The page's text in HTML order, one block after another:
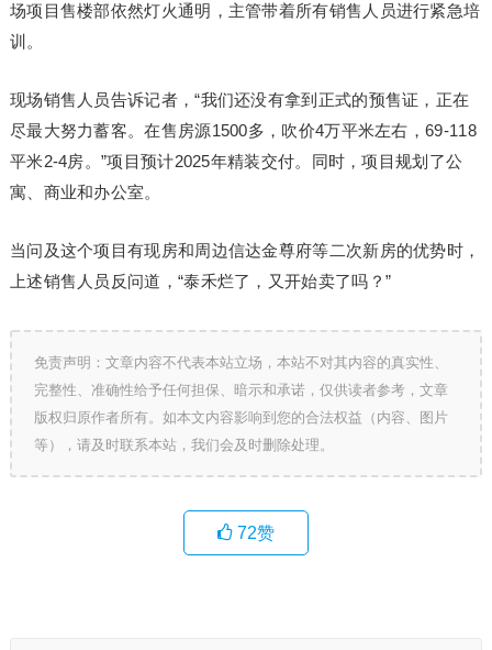
场项目售楼部依然灯火通明，主管带着所有销售人员进行紧急培
训。
现场销售人员告诉记者，“我们还没有拿到正式的预售证，正在
尽最大努力蓄客。在售房源1500多，吹价4万平米左右，69-118
平米2-4房。”项目预计2025年精装交付。同时，项目规划了公
寓、商业和办公室。
当问及这个项目有现房和周边信达金尊府等二次新房的优势时，
上述销售人员反问道，“泰禾烂了，又开始卖了吗？”
免责声明：文章内容不代表本站立场，本站不对其内容的真实性、
完整性、准确性给予任何担保、暗示和承诺，仅供读者参考，文章
版权归原作者所有。如本文内容影响到您的合法权益（内容、图片
等），请及时联系本站，我们会及时删除处理。
72赞